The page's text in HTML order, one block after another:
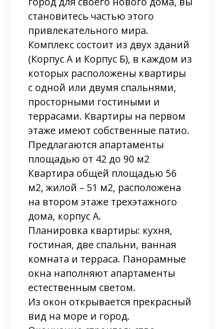
становитесь частью этого
привлекательного мира.
Комплекс состоит из двух зданий
(Корпус А и Корпус Б), в каждом из
которых расположены квартиры
с одной или двумя спальнями,
просторными гостиными и
террасами. Квартиры на первом
этаже имеют собственные патио.
Предлагаются апартаменты
площадью от 42 до 90 м2
Квартира общей площадью 56
м2, жилой – 51 м2, расположена
на втором этаже трехэтажного
дома, корпус А.
Планировка квартиры: кухня,
гостиная, две спальни, ванная
комната и терраса. Панорамные
окна наполняют апартаменты
естественным светом.
Из окон открывается прекрасный
вид на море и город.